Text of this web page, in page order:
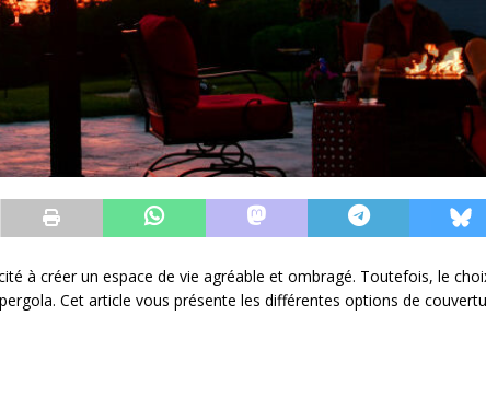
à créer un espace de vie agréable et ombragé. Toutefois, le
Cet article vous présente les différentes options de